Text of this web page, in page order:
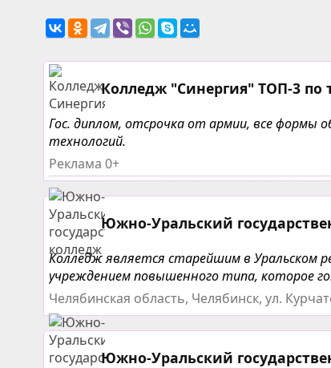
Колледж "Синергия" ТОП-3 по
Гос. диплом, отсрочка от армии, все формы
технологий.
Реклама 0+
Южно-Уральский
Колледж является старейшим в Уральском
учреждением повышенного типа, которое
Челябинская область, Челябинск, ул.
Южно-Уральский